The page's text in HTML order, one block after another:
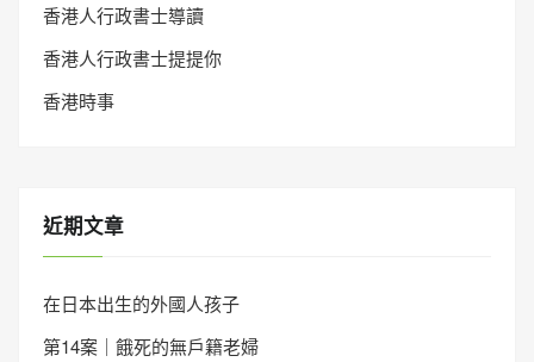
香港人行政書士導讀
香港人行政書士提提你
香港時事
近期文章
在日本出生的外國人孩子
第14案｜餓死的無戶籍老婦